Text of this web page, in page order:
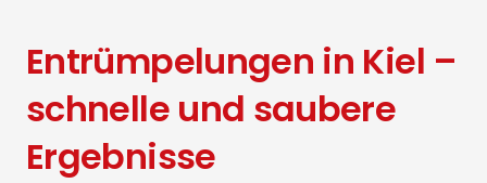
Entrümpelungen in Kiel –
schnelle und saubere
Ergebnisse